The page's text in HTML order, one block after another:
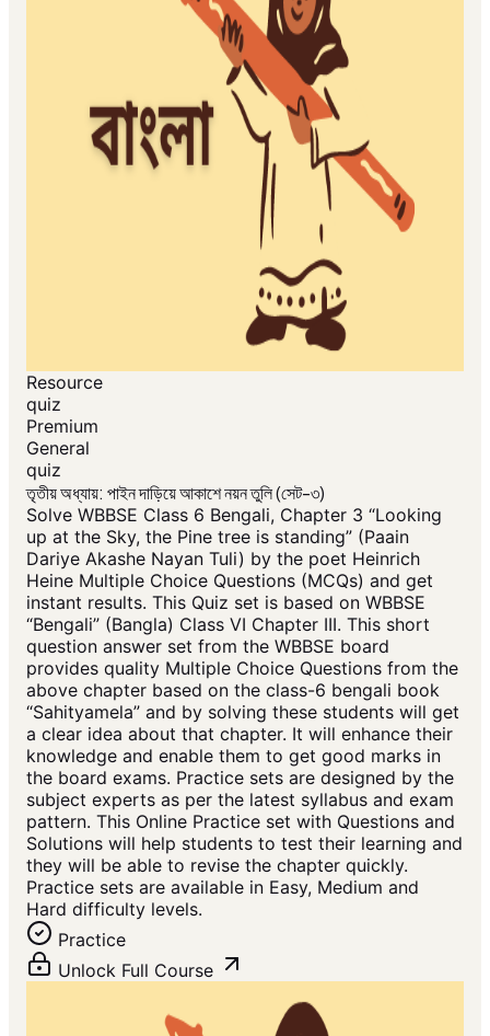
Resource
quiz
Premium
General
quiz
তৃতীয় অধ্যায়: পাইন দাড়িয়ে আকাশে নয়ন তুলি (সেট-৩)
Solve WBBSE Class 6 Bengali, Chapter 3 “Looking
up at the Sky, the Pine tree is standing” (Paain
Dariye Akashe Nayan Tuli) by the poet Heinrich
Heine Multiple Choice Questions (MCQs) and get
instant results. This Quiz set is based on WBBSE
“Bengali” (Bangla) Class VI Chapter III. This short
question answer set from the WBBSE board
provides quality Multiple Choice Questions from the
above chapter based on the class-6 bengali book
“Sahityamela” and by solving these students will get
a clear idea about that chapter. It will enhance their
knowledge and enable them to get good marks in
the board exams. Practice sets are designed by the
subject experts as per the latest syllabus and exam
pattern. This Online Practice set with Questions and
Solutions will help students to test their learning and
they will be able to revise the chapter quickly.
Practice sets are available in Easy, Medium and
Hard difficulty levels.
Practice
Unlock Full Course